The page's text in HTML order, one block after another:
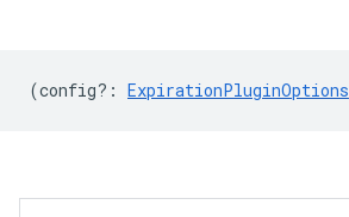
(config? : ExpirationPluginOptions